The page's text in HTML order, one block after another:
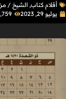
أقلام كتاب, الشيخ /
يوليو 29, 2023